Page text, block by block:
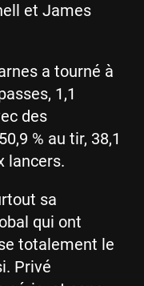
et James
a tourné à
1,1
des
% au tir, 38,1
lancers.
sa
qui ont
totalement le
Privé